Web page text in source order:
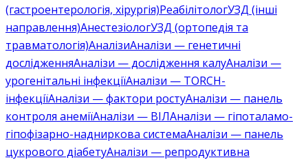
(гастроентерологія, хірургія)РеабілітологУЗД (інші
направлення)АнестезіологУЗД (ортопедія та
травматологія)АналізиАналізи — генетичні
дослідженняАналізи — дослідження калуАналізи —
урогенітальні інфекціїАналізи — TORCH-
інфекціїАналізи — фактори ростуАналізи — панель
контроля анеміїАналізи — ВІЛАналізи — гіпоталамо-
гіпофізарно-надниркова системаАналізи — панель
цукрового діабетуАналізи — репродуктивна